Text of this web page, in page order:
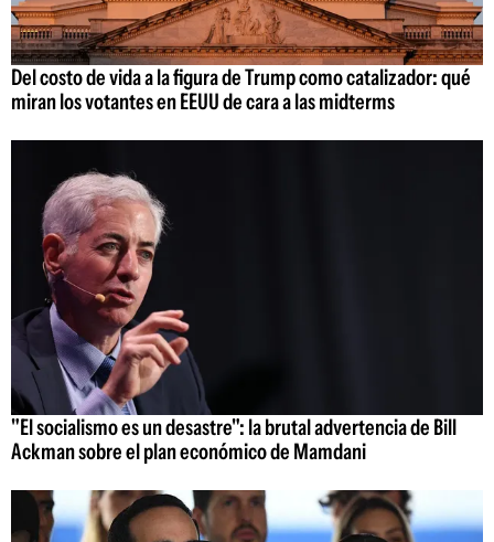
Del costo de vida a la figura de Trump como catalizador: qué
miran los votantes en EEUU de cara a las midterms
"El socialismo es un desastre": la brutal advertencia de Bill
Ackman sobre el plan económico de Mamdani